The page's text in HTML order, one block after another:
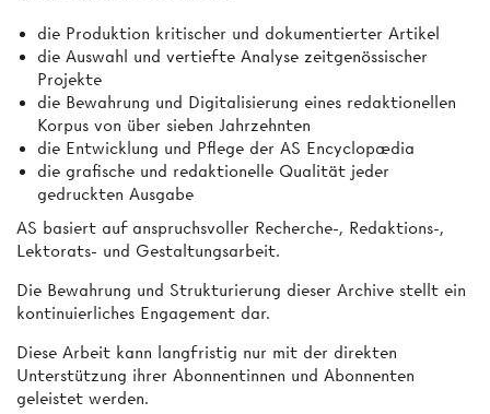
die Produktion kritischer und dokumentierter Artikel
die Auswahl und vertiefte Analyse zeitgenössischer
Projekte
die Bewahrung und Digitalisierung eines redaktionellen
Korpus von über sieben Jahrzehnten
die Entwicklung und Pflege der AS Encyclopædia
die grafische und redaktionelle Qualität jeder
gedruckten Ausgabe
AS basiert auf anspruchsvoller Recherche-, Redaktions-,
Lektorats- und Gestaltungsarbeit.
Die Bewahrung und Strukturierung dieser Archive stellt ein
kontinuierliches Engagement dar.
Diese Arbeit kann langfristig nur mit der direkten
Unterstützung ihrer Abonnentinnen und Abonnenten
geleistet werden.